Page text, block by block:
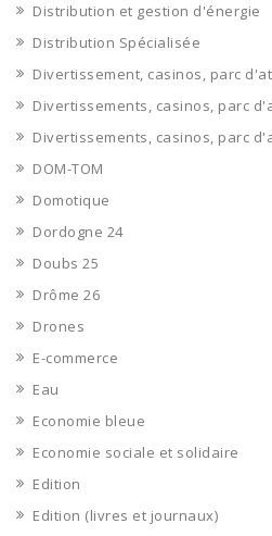
Distribution et gestion d'énergie
Distribution Spécialisée
Divertissement, casinos, parc
Divertissements, casinos, parc
Divertissements, casinos, parc
DOM-TOM
Domotique
Dordogne 24
Doubs 25
Drôme 26
Drones
E-commerce
Eau
Economie bleue
Economie sociale et solidaire
Edition
Edition (livres et journaux)